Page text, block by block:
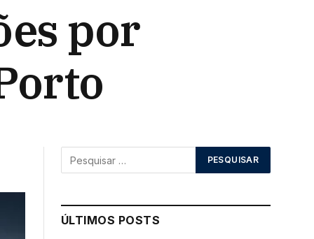
por
ÚLTIMOS POSTS